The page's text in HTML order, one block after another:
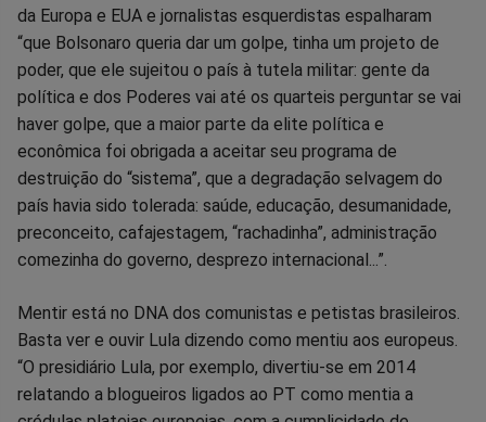
da Europa e EUA e jornalistas esquerdistas espalharam
“que Bolsonaro queria dar um golpe, tinha um projeto de
poder, que ele sujeitou o país à tutela militar: gente da
política e dos Poderes vai até os quarteis perguntar se vai
haver golpe, que a maior parte da elite política e
econômica foi obrigada a aceitar seu programa de
destruição do “sistema”, que a degradação selvagem do
país havia sido tolerada: saúde, educação, desumanidade,
preconceito, cafajestagem, “rachadinha”, administração
comezinha do governo, desprezo internacional...”.
Mentir está no DNA dos comunistas e petistas brasileiros.
Basta ver e ouvir Lula dizendo como mentiu aos europeus.
“O presidiário Lula, por exemplo, divertiu-se em 2014
relatando a blogueiros ligados ao PT como mentia a